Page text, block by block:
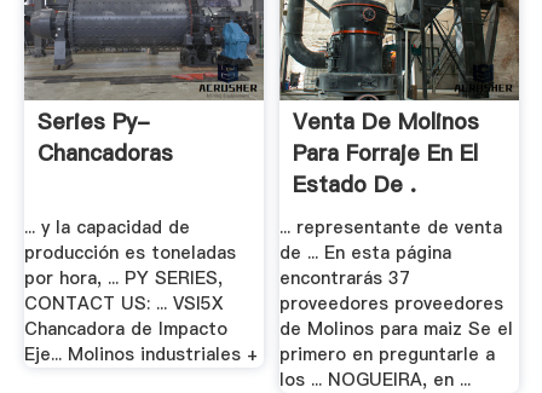
Series Py-
Chancadoras
... y la capacidad de
producción es toneladas
por hora, ... PY SERIES,
CONTACT US: ... VSI5X
Chancadora de Impacto
Eje... Molinos industriales +
Venta De Molinos
Para Forraje En El
Estado De .
... representante de venta
de ... En esta página
encontrarás 37
proveedores proveedores
de Molinos para maiz Se el
primero en preguntarle a
los ... NOGUEIRA, en ...